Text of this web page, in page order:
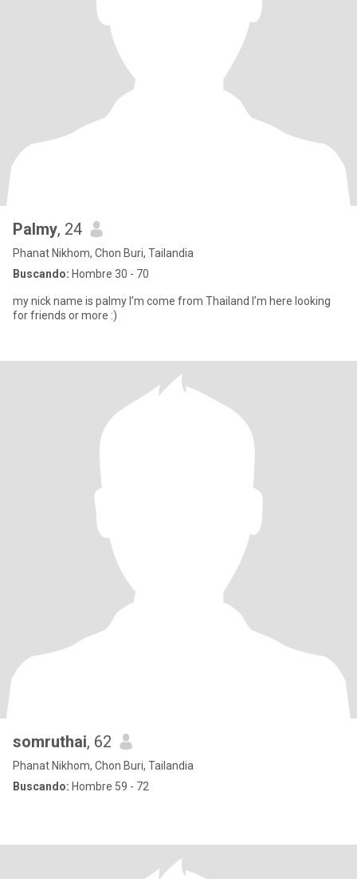
Palmy, 24
Phanat Nikhom, Chon Buri, Tailandia
Buscando: Hombre 30 - 70
my nick name is palmy I’m come from Thailand I’m here looking
for friends or more :)
somruthai, 62
Phanat Nikhom, Chon Buri, Tailandia
Buscando: Hombre 59 - 72